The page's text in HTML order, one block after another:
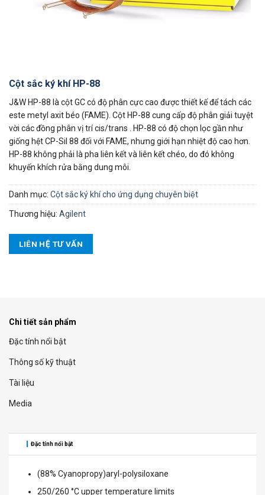
Cột sắc ký khí HP-88
J&W HP-88 là cột GC có độ phân cực cao được thiết kế để tách các
este metyl axit béo (FAME). Cột HP-88 cung cấp độ phân giải tuyệt
vời các đồng phân vị trí cis/trans . HP-88 có độ chọn lọc gần như
giống hệt CP-Sil 88 đối với FAME, nhưng giới hạn nhiệt độ cao hơn.
HP-88 không phải là pha liên kết và liên kết chéo, do đó không
khuyến khích rửa bằng dung môi.
Danh mục: Cột sắc ký khí cho ứng dụng chuyên biệt
Thương hiệu: Agilent
LIÊN HỆ TƯ VẤN
Chi tiết sản phẩm
Đặc tính nổi bật
Thông số kỹ thuật
Tài liệu
Media
Đặc tính nổi bật
(88% Cyanopropy)aryl-polysiloxane
250/260 °C upper temperature limits